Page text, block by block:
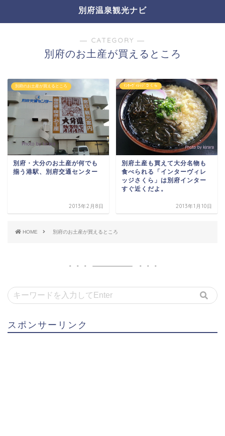
別府温泉観光ナビ
― CATEGORY ―
別府のお土産が買えるところ
別府のお土産が買えるところ
別府・大分のお土産が何でも
揃う港駅、別府交通センター
2013年2月8日
ｲﾝﾀｰｳﾞｨﾚｯｼﾞさくら
別府土産も買えて大分名物も
食べられる「インターヴィレ
ッジさくら」は別府インター
すぐ近くだよ。
2013年1月10日
HOME 別府のお土産が買えるところ
スポンサーリンク